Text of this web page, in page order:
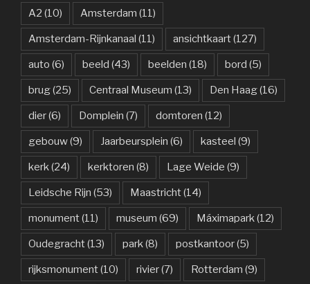
A2 (10) Amsterdam (11)
Amsterdam-Rijnkanaal (11) ansichtkaart(127)
auto (6) beeld (43) beelden (18) bord (5)
brug(25) Centraal Museum (13) Den Haag(16)
dier(6) Domplein (7) domtoren (12)
gebouw(9) Jaarbeursplein (6) kasteel (9)
kerk(24) kerktoren (8) Lage Weide (9)
Leidsche Rijn (53) Maastricht(14)
monument(11) museum (69) Máximapark(12)
Oudegracht(13) park(8) postkantoor(5)
rijksmonument(10) rivier(7) Rotterdam (9)